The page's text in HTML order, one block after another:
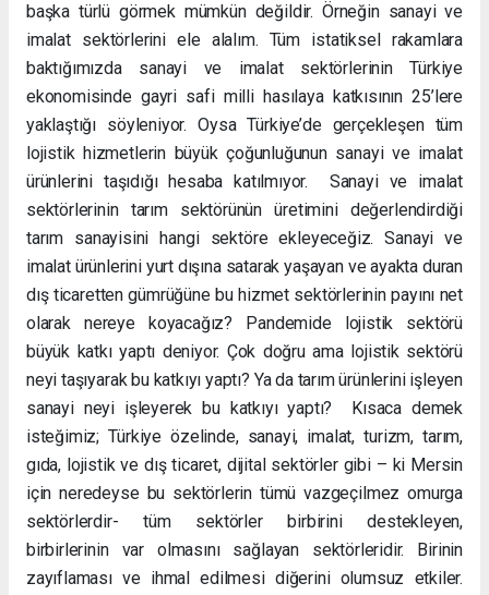
başka türlü görmek mümkün değildir. Örneğin sanayi ve
imalat sektörlerini ele alalım. Tüm istatiksel rakamlara
baktığımızda sanayi ve imalat sektörlerinin Türkiye
ekonomisinde gayri safi milli hasılaya katkısının 25’lere
yaklaştığı söyleniyor. Oysa Türkiye’de gerçekleşen tüm
lojistik hizmetlerin büyük çoğunluğunun sanayi ve imalat
ürünlerini taşıdığı hesaba katılmıyor. Sanayi ve imalat
sektörlerinin tarım sektörünün üretimini değerlendirdiği
tarım sanayisini hangi sektöre ekleyeceğiz. Sanayi ve
imalat ürünlerini yurt dışına satarak yaşayan ve ayakta duran
dış ticaretten gümrüğüne bu hizmet sektörlerinin payını net
olarak nereye koyacağız? Pandemide lojistik sektörü
büyük katkı yaptı deniyor. Çok doğru ama lojistik sektörü
neyi taşıyarak bu katkıyı yaptı? Ya da tarım ürünlerini işleyen
sanayi neyi işleyerek bu katkıyı yaptı? Kısaca demek
isteğimiz; Türkiye özelinde, sanayi, imalat, turizm, tarım,
gıda, lojistik ve dış ticaret, dijital sektörler gibi – ki Mersin
için neredeyse bu sektörlerin tümü vazgeçilmez omurga
sektörlerdir- tüm sektörler birbirini destekleyen,
birbirlerinin var olmasını sağlayan sektörleridir. Birinin
zayıflaması ve ihmal edilmesi diğerini olumsuz etkiler.